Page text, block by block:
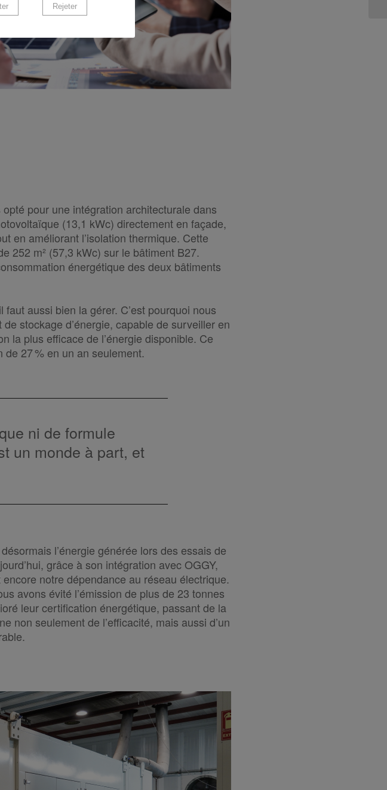
pour une intégration architecturale dans
(13,1 kWc) directement en façade,
en améliorant l’isolation thermique. Cette
252 m² (57,3 kWc) sur le bâtiment B27.
énergétique des deux bâtiments
aussi bien la gérer. C’est pourquoi nous
stockage d’énergie, capable de surveiller en
la plus efficace de l’énergie disponible. Ce
27 % en un an seulement.
ni de formule
un monde à part, et
l’énergie générée lors des essais de
grâce à son intégration avec OGGY,
notre dépendance au réseau électrique.
avons évité l’émission de plus de 23 tonnes
leur certification énergétique, passant de la
non seulement de l’efficacité, mais aussi d’un
Rejeter